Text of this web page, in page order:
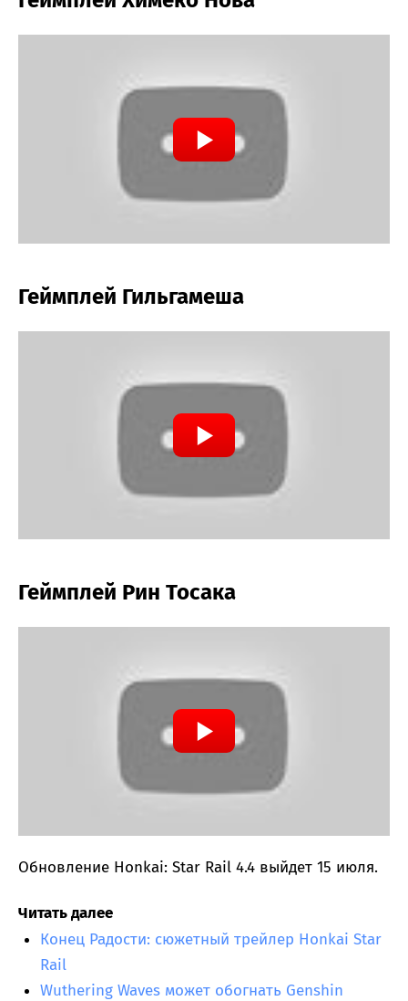
Геймплей Гильгамеша
Геймплей Рин Тосака
Обновление Honkai: Star Rail 4.4 выйдет 15 июля.
Читать далее
Конец Радости: сюжетный трейлер Honkai Star
Rail
Wuthering Waves может обогнать Genshin